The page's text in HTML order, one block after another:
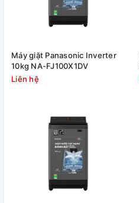
Máy giặt Panasonic Inverter
10kg NA-FJ100X1DV
Liên hệ